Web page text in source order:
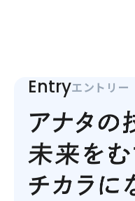
Entryエントリー